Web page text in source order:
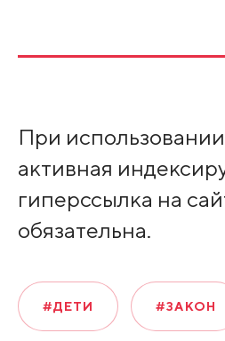
При
активная
гиперссылка на
обязательна.
#ДЕТИ #ЗАКОН